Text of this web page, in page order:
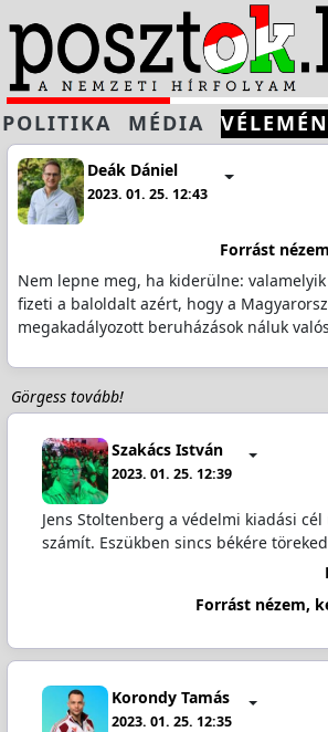
POLITIKA MÉDIA
Deák Dániel
2023. 01. 25. 12:43
Forrást
Nem lepne meg, ha kiderülne:
fizeti a baloldalt azért, hogy a
megakadályozott beruházások náluk
Görgess tovább!
Szakács István
2023. 01. 25. 12:39
Jens Stoltenberg a védelmi kiadási
számít. Eszükben sincs békére
Forrást nézem,
Korondy Tamás
2023. 01. 25. 12:35